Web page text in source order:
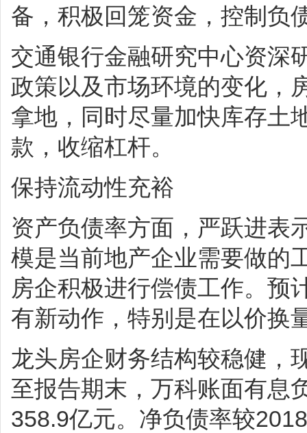
备，积极回笼资金，控制负
交通银行金融研究中心资深
政策以及市场环境的变化，
拿地，同时尽量加快库存土
款，收缩杠杆。
保持流动性充裕
资产负债率方面，严跃进表
模是当前地产企业需要做的
房企积极进行偿债工作。预
有新动作，特别是在以价换
龙头房企财务结构较稳健，
至报告期末，万科账面有息
358.9亿元。净负债率较